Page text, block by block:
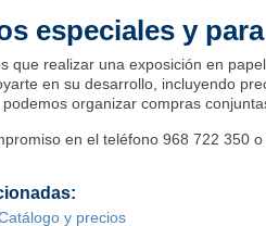
especiales y
que realizar una exposición en
en su desarrollo, incluyendo
organizar compras
en el teléfono 968 722 350
y precios